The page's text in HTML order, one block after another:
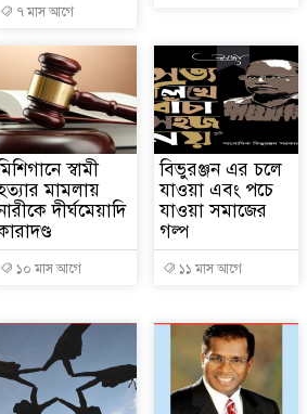
৭ মাস আগে
স্বামী
মামলায়
দীর্ঘমেয়াদি
১০ মাস আগে
বিভুরঞ্জন এর চলে
যাওয়া এবং পচে
যাওয়া সমাজের
গল্প
১১ মাস আগে